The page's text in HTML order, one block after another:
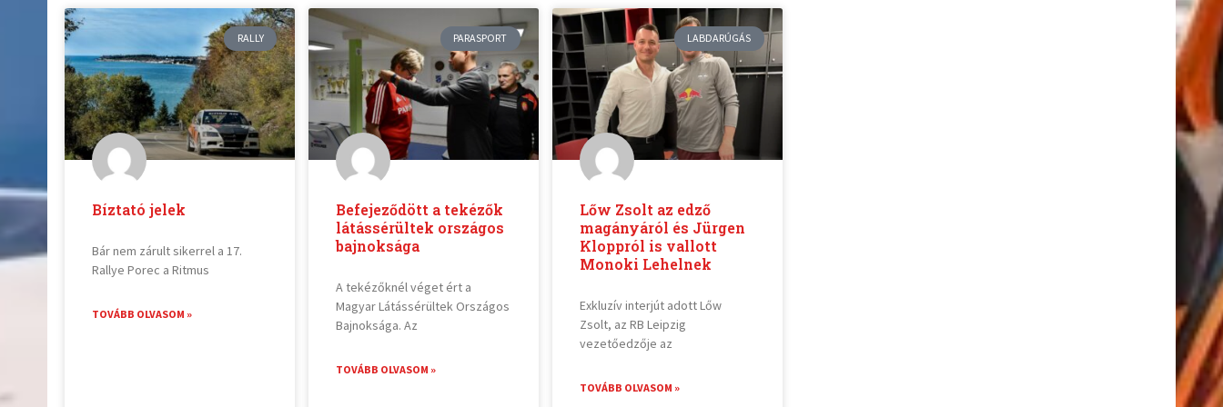
RALLY
Bíztató jelek
Bár nem zárult sikerrel a 17.
Rallye Porec a Ritmus
TOVÁBB OLVASOM »
PARASPORT
Befejeződött a tekézők
látássérültek országos
bajnoksága
A tekézőknél véget ért a
Magyar Látássérültek Országos
Bajnoksága. Az
TOVÁBB OLVASOM »
LABDARÚGÁS
Lőw Zsolt az edző
magányáról és Jürgen
Kloppról is vallott
Monoki Lehelnek
Exkluzív interjút adott Lőw
Zsolt, az RB Leipzig
vezetőedzője az
TOVÁBB OLVASOM »